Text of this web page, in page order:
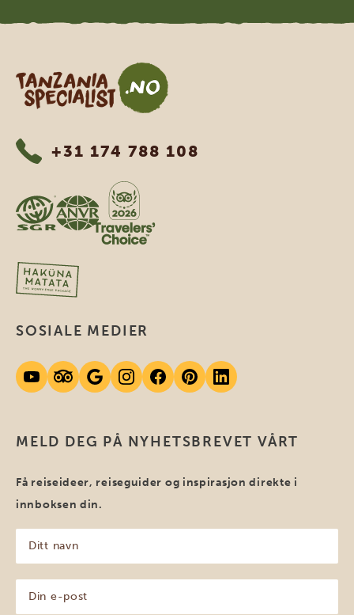
Tanzania Specialist
+31 174 788 108
MELD DEG PÅ NYHETSBREVET VÅRT
Få reiseideer, reiseguider og inspirasjon direkte i
innboksen din.
navn
(Påkrevd)
SOSIALE MEDIER